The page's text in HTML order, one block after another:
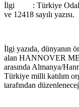
İlgi : Türkiye Odalar
ve 12418 sayılı yazısı.
İlgi yazıda, dünyanın
alan HANNOVER
arasında Almanya/
Türkiye milli katılım
tarafından